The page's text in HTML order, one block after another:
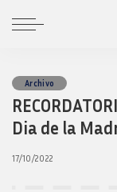
Archivo
Dia de la
17/10/2022